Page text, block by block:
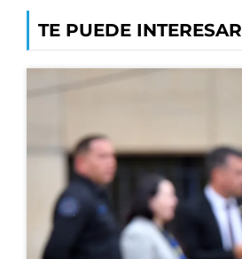
TE PUEDE INTERESAR